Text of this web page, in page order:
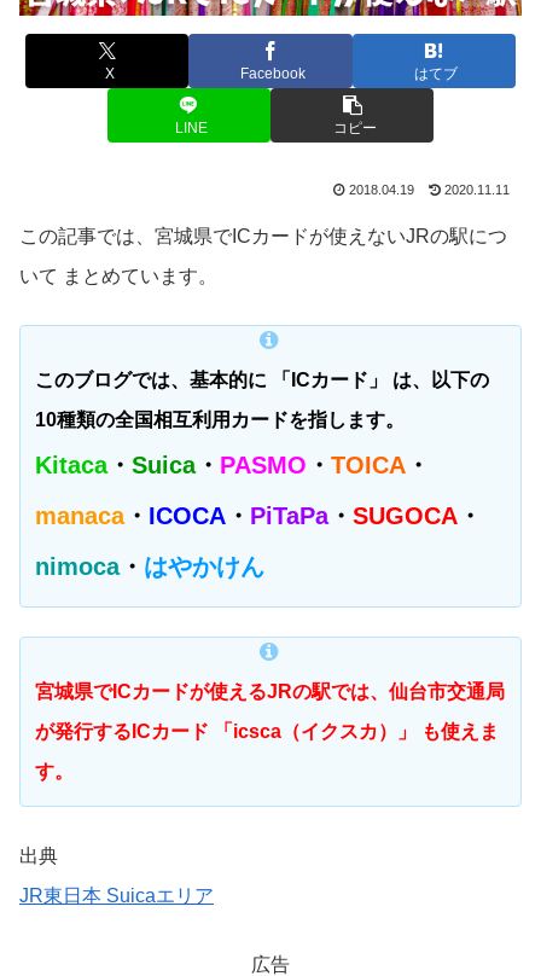
X Facebook はてブ
LINE コピー
2018.04.19 2020.11.11
この記事では、宮城県でICカードが使えないJRの駅につ
いて まとめています。
このブログでは、基本的に 「ICカード」 は、以下の
10種類の全国相互利用カードを指します。
Kitaca・ Suica・ PASMO ・ TOICA ・
manaca・ ICOCA ・ PiTaPa・ SUGOCA ・
nimoca・ はやかけん
宮城県でICカードが使えるJRの駅では、仙台市交通局
が発行するICカード 「icsca（イクスカ）」 も使えま
す。
出典
JR東日本 Suicaエリア
広告